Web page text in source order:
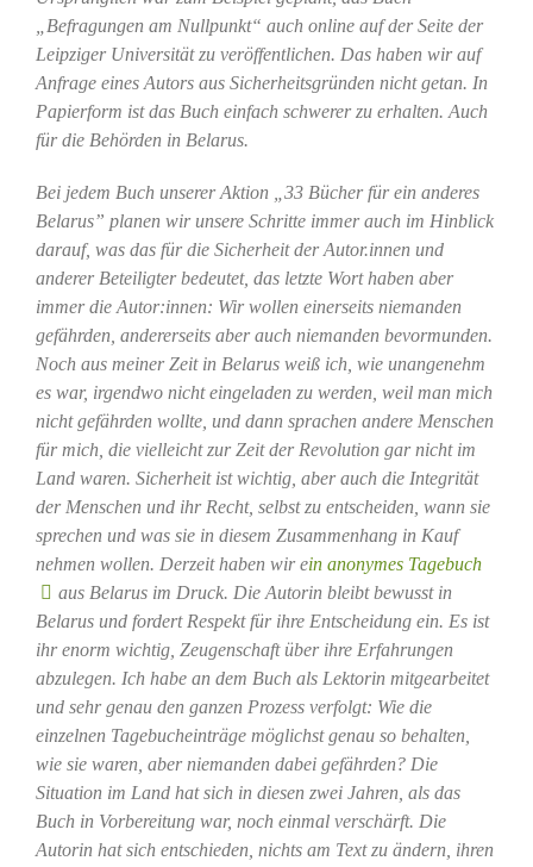
„Befragungen am Nullpunkt“ auch online auf der Seite der
Leipziger Universität zu veröffentlichen. Das haben wir auf
Anfrage eines Autors aus Sicherheitsgründen nicht getan. In
Papierform ist das Buch einfach schwerer zu erhalten. Auch
für die Behörden in Belarus.
Bei jedem Buch unserer Aktion „33 Bücher für ein anderes
Belarus” planen wir unsere Schritte immer auch im Hinblick
darauf, was das für die Sicherheit der Autor.innen und
anderer Beteiligter bedeutet, das letzte Wort haben aber
immer die Autor:innen: Wir wollen einerseits niemanden
gefährden, andererseits aber auch niemanden bevormunden.
Noch aus meiner Zeit in Belarus weiß ich, wie unangenehm
es war, irgendwo nicht eingeladen zu werden, weil man mich
nicht gefährden wollte, und dann sprachen andere Menschen
für mich, die vielleicht zur Zeit der Revolution gar nicht im
Land waren. Sicherheit ist wichtig, aber auch die Integrität
der Menschen und ihr Recht, selbst zu entscheiden, wann sie
sprechen und was sie in diesem Zusammenhang in Kauf
nehmen wollen. Derzeit haben wir ein anonymes Tagebuch
aus Belarus im Druck. Die Autorin bleibt bewusst in
Belarus und fordert Respekt für ihre Entscheidung ein. Es ist
ihr enorm wichtig, Zeugenschaft über ihre Erfahrungen
abzulegen. Ich habe an dem Buch als Lektorin mitgearbeitet
und sehr genau den ganzen Prozess verfolgt: Wie die
einzelnen Tagebucheinträge möglichst genau so behalten,
wie sie waren, aber niemanden dabei gefährden? Die
Situation im Land hat sich in diesen zwei Jahren, als das
Buch in Vorbereitung war, noch einmal verschärft. Die
Autorin hat sich entschieden, nichts am Text zu ändern, ihren